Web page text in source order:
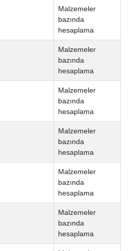
Malzemeler
bazında
hesaplama
Malzemeler
bazında
hesaplama
Malzemeler
bazında
hesaplama
Malzemeler
bazında
hesaplama
Malzemeler
bazında
hesaplama
Malzemeler
bazında
hesaplama